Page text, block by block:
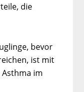
die
bevor
ist mit
im